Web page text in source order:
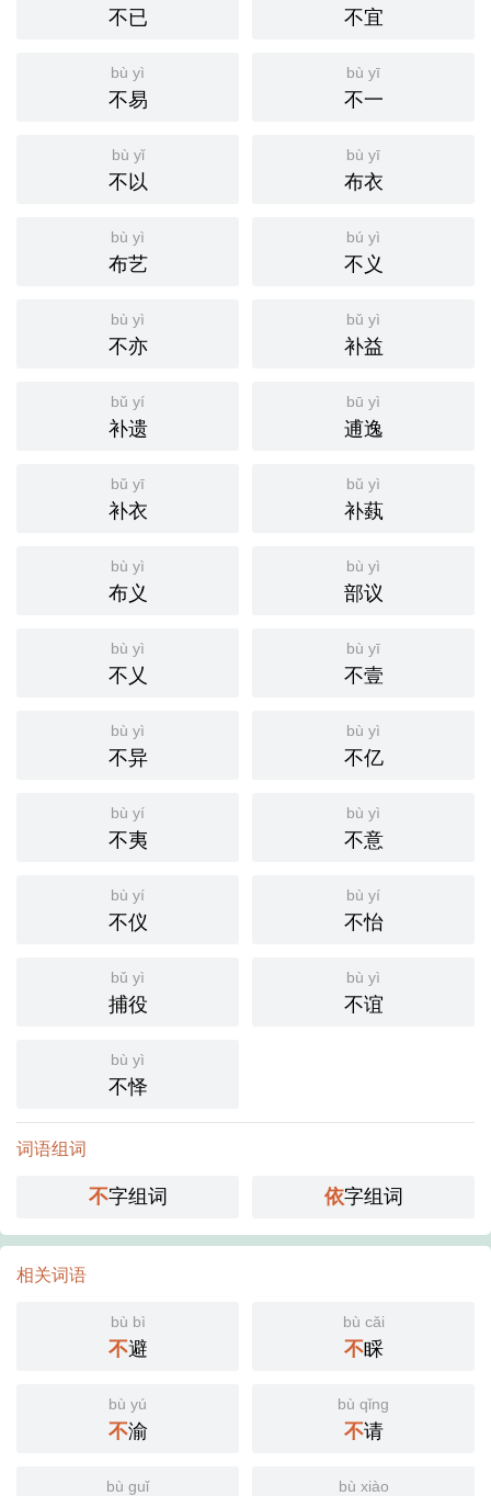
不已 不宜
bù yì
不易
bù yī
不一
bù yǐ
不以
bù yī
布衣
bù yì
布艺
bú yì
不义
bù yì
不亦
bǔ yì
补益
bǔ yí
补遗
bū yì
逋逸
bǔ yī
补衣
bǔ yì
补蓺
bù yì
布义
bù yì
部议
bù yì
不乂
bù yī
不壹
bù yì
不异
bù yì
不亿
bù yí
不夷
bù yì
不意
bù yí
不仪
bù yí
不怡
bǔ yì
捕役
bù yì
不谊
bù yì
不怿
词语组词
不字组词 依字组词
相关词语
bù bì
不避
bù cǎi
不睬
bù yú
不渝
bù qǐng
不请
bù guǐ bù xiào